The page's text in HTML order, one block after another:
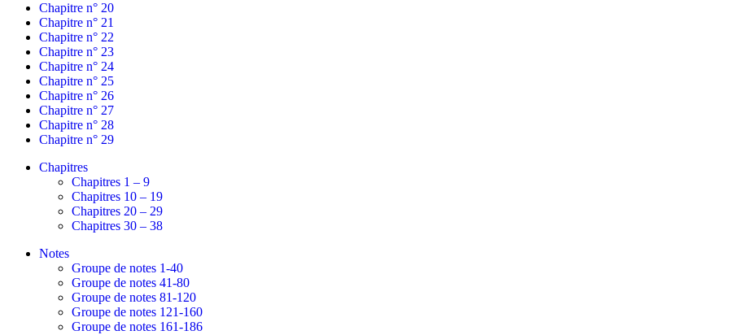
Chapitre n° 20
Chapitre n° 21
Chapitre n° 22
Chapitre n° 23
Chapitre n° 24
Chapitre n° 25
Chapitre n° 26
Chapitre n° 27
Chapitre n° 28
Chapitre n° 29
Chapitres
Chapitres 1 – 9
Chapitres 10 – 19
Chapitres 20 – 29
Chapitres 30 – 38
Notes
Groupe de notes 1-40
Groupe de notes 41-80
Groupe de notes 81-120
Groupe de notes 121-160
Groupe de notes 161-186